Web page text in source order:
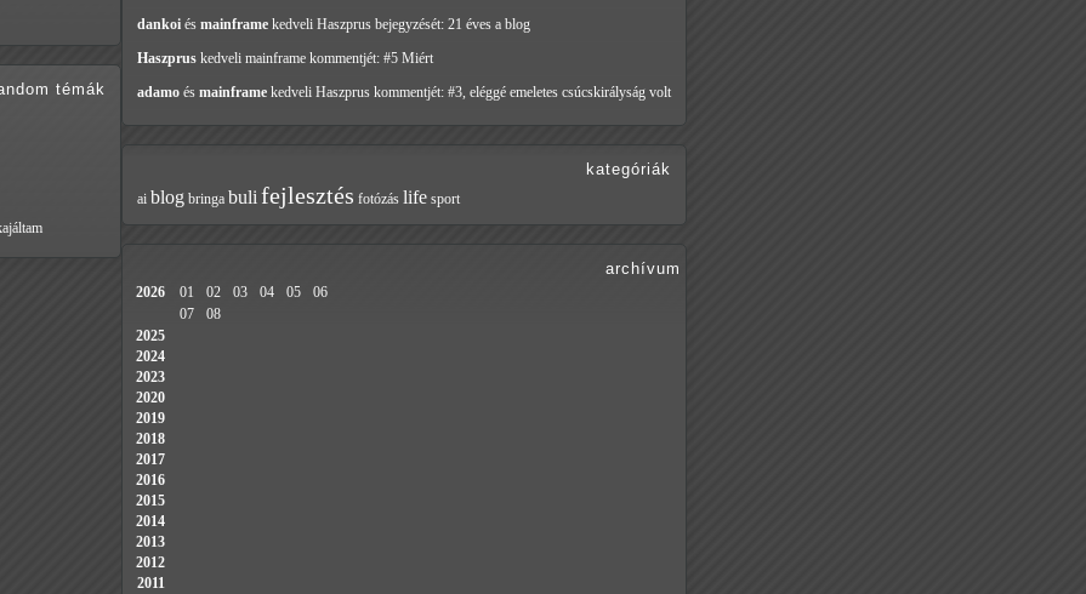
témák
dankoi és mainframe kedveli Haszprus bejegyzését: 21 éves a blog
Haszprus kedveli mainframe kommentjét: #5 Miért
adamo és mainframe kedveli Haszprus kommentjét: #3, eléggé emeletes csúcskirályság volt
kategóriák
ai blog bringa buli fejlesztés fotózás life sport
archívum
2026 01 02 03 04 05
06
07
08
2025
2024
2023
2020
2019
2018
2017
2016
2015
2014
2013
2012
2011